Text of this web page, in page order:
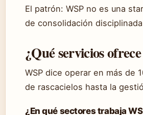
El patrón: WSP no es una
de consolidación
¿Qué servicios
WSP dice operar en más de
de rascacielos hasta la
¿En qué sectores trabaja